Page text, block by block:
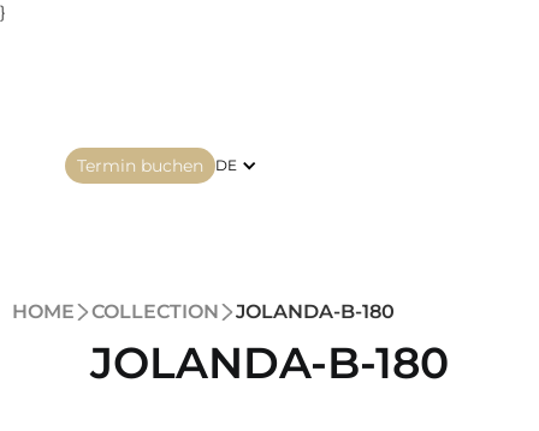
}
Termin buchen DE
HOME COLLECTION JOLANDA-B-180
JOLANDA-B-180